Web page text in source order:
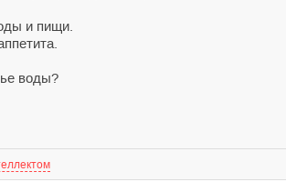
и пищи.
воды?